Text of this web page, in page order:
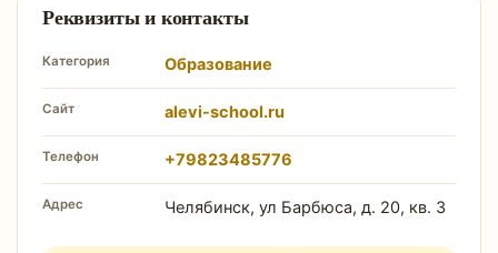
Реквизиты и контакты
Категория Образование
Сайт alevi-school.ru
Телефон +79823485776
Адрес Челябинск, ул Барбюса, д. 20, кв. 3